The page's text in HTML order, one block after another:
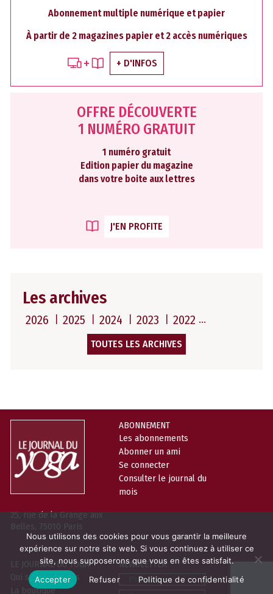
Abonnement multiple numérique et papier
À partir de 2 magazines papier et 2 accès numériques
+ D'INFOS
OFFRE DÉCOUVERTE
1 NUMÉRO GRATUIT
1 numéro gratuit
Edition papier du magazine
dans votre boite aux lettres
J'EN PROFITE
Les archives
2026 2025 2024 2023 2022
TOUTES LES ARCHIVES
25, rue de la Grange aux
Belles, 75010 Paris
ABONNEMENT
Les abonnements
Abonner un ami
Se connecter
Consulter le journal du
mois
LE JOURNAL DU YOGA
Qui sommes-nous
La boutique
NEWSLETTER
Prénom
Nom
Nous utilisons des cookies pour vous garantir la meilleure
expérience sur notre site web. Si vous continuez à utiliser ce
site, nous supposerons que vous en êtes satisfait.
Accepter
Refuser Politique de confidentialité